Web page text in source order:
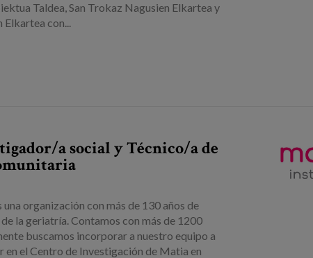
Taldea, San Trokaz Nagusien Elkartea y
Elkartea con...
a social y Técnico/a de
organización con más de 130 años de
la geriatría. Contamos con más de 1200
buscamos incorporar a nuestro equipo a
en el Centro de Investigación de Matia en